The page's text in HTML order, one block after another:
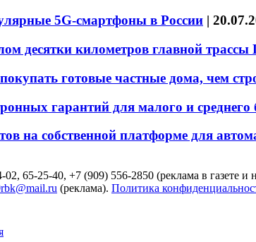
5G-смартфоны в России |
десятки километров главной
готовые частные дома, чем
гарантий для малого и среднего
на собственной платформе для
65-25-40, +7 (909) 556-2850 (реклама в газете и
(реклама). Политика